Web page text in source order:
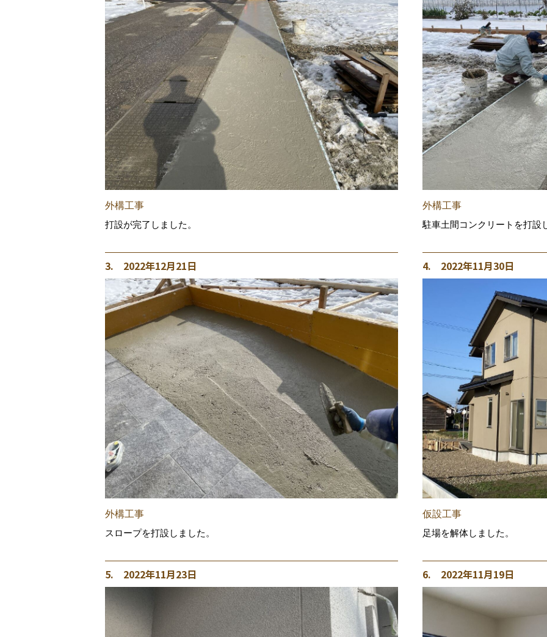
外構工事
打設が完了しました。
外構工事
駐車土間コンクリートを打設
3. 2022年12月21日
外構工事
スロープを打設しました。
4. 2022年11月30日
仮設工事
足場を解体しました。
5. 2022年11月23日 6. 2022年11月19日